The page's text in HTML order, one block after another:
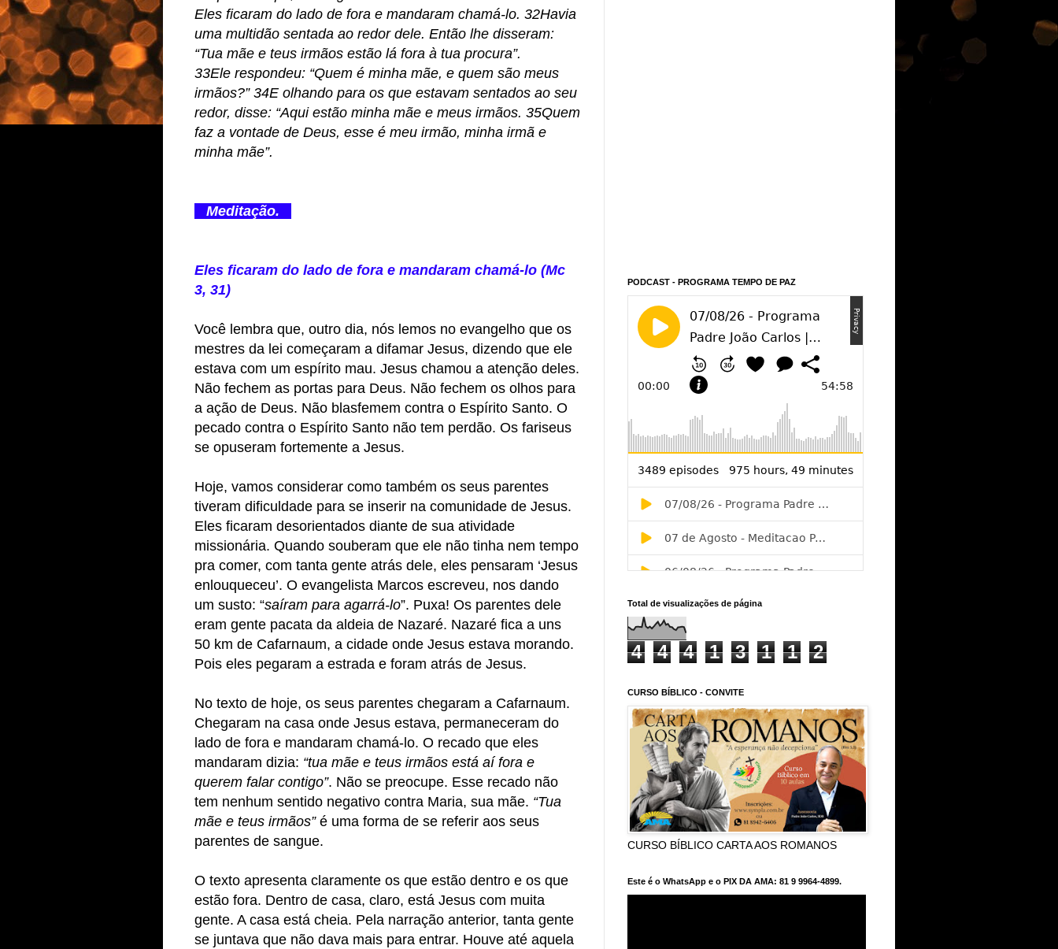
Eles ficaram do lado de fora e mandaram chamá-lo. 32Havia
uma multidão sentada ao redor dele. Então lhe disseram:
“Tua mãe e teus irmãos estão lá fora à tua procura”.
33Ele respondeu: “Quem é minha mãe, e quem são meus
irmãos?” 34E olhando para os que estavam sentados ao seu
redor, disse: “Aqui estão minha mãe e meus irmãos. 35Quem
faz a vontade de Deus, esse é meu irmão, minha irmã e
minha mãe”.
Meditação.
Eles ficaram do lado de fora e mandaram chamá-lo (Mc
3, 31)
Você lembra que, outro dia, nós lemos no evangelho que os
mestres da lei começaram a difamar Jesus, dizendo que ele
estava com um espírito mau. Jesus chamou a atenção deles.
Não fechem as portas para Deus. Não fechem os olhos para
a ação de Deus. Não blasfemem contra o Espírito Santo. O
pecado contra o Espírito Santo não tem perdão. Os fariseus
se opuseram fortemente a Jesus.
Hoje, vamos considerar como também os seus parentes
tiveram dificuldade para se inserir na comunidade de Jesus.
Eles ficaram desorientados diante de sua atividade
missionária. Quando souberam que ele não tinha nem tempo
pra comer, com tanta gente atrás dele, eles pensaram ‘Jesus
enlouqueceu’. O evangelista Marcos escreveu, nos dando
um susto: “saíram para agarrá-lo”. Puxa! Os parentes dele
eram gente pacata da aldeia de Nazaré. Nazaré fica a uns
50 km de Cafarnaum, a cidade onde Jesus estava morando.
Pois eles pegaram a estrada e foram atrás de Jesus.
No texto de hoje, os seus parentes chegaram a Cafarnaum.
Chegaram na casa onde Jesus estava, permaneceram do
lado de fora e mandaram chamá-lo. O recado que eles
mandaram dizia: “tua mãe e teus irmãos está aí fora e
querem falar contigo”. Não se preocupe. Esse recado não
tem nenhum sentido negativo contra Maria, sua mãe. “Tua
mãe e teus irmãos”é uma forma de se referir aos seus
parentes de sangue.
O texto apresenta claramente os que estão dentro e os que
estão fora. Dentro de casa, claro, está Jesus com muita
gente. A casa está cheia. Pela narração anterior, tanta gente
se juntava que não dava mais para entrar. Houve até aquela
PODCAST - PROGRAMA TEMPO DE PAZ
Total de visualizações de página
4 4 4 1 3 1 1 2
CURSO BÍBLICO - CONVITE
CURSO BÍBLICO CARTA AOS ROMANOS
Este é o WhatsApp e o PIX DA AMA: 81 9 9964-4899.